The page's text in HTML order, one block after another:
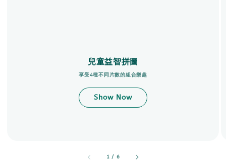
兒童益智拼圖
享受4種不同片數的組合樂趣
Show Now
1 / accessibility.of
6